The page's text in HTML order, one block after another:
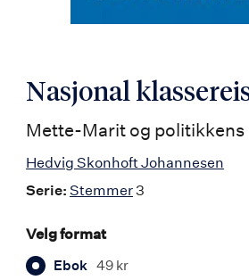
Nasjonal
Mette-Marit og politikkens
Hedvig Skonhoft Johannesen
Serie: Stemmer3
Velg format
Ebok 49 kr